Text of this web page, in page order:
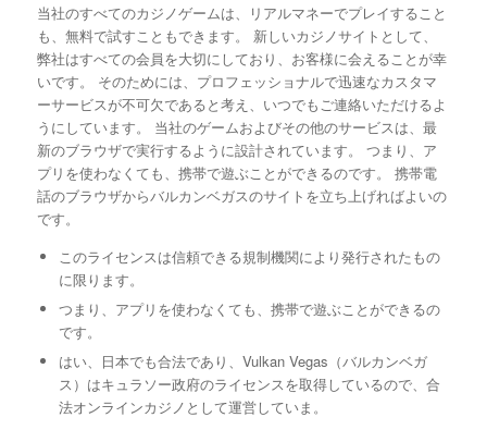
当社のすべてのカジノゲームは、リアルマネーでプレイすること
も、無料で試すこともできます。 新しいカジノサイトとして、
弊社はすべての会員を大切にしており、お客様に会えることが幸
いです。 そのためには、プロフェッショナルで迅速なカスタマ
ーサービスが不可欠であると考え、いつでもご連絡いただけるよ
うにしています。 当社のゲームおよびその他のサービスは、最
新のブラウザで実行するように設計されています。 つまり、ア
プリを使わなくても、携帯で遊ぶことができるのです。 携帯電
話のブラウザからバルカンベガスのサイトを立ち上げればよいの
です。
このライセンスは信頼できる規制機関により発行されたもの
に限ります。
つまり、アプリを使わなくても、携帯で遊ぶことができるの
です。
はい、日本でも合法であり、Vulkan Vegas（バルカンベガ
ス）はキュラソー政府のライセンスを取得しているので、合
法オンラインカジノとして運営していま。